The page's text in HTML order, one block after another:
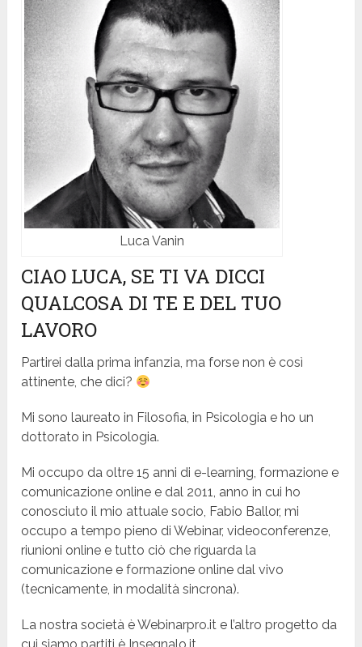
Luca Vanin
CIAO LUCA, SE TI VA DICCI
QUALCOSA DI TE E DEL TUO
LAVORO
Partirei dalla prima infanzia, ma forse non è così
attinente, che dici?
Mi sono laureato in Filosofia, in Psicologia e ho un
dottorato in Psicologia.
Mi occupo da oltre 15 anni di e-learning, formazione e
comunicazione online e dal 2011, anno in cui ho
conosciuto il mio attuale socio, Fabio Ballor, mi
occupo a tempo pieno di Webinar, videoconferenze,
riunioni online e tutto ciò che riguarda la
comunicazione e formazione online dal vivo
(tecnicamente, in modalità sincrona).
La nostra società è Webinarpro.it e l’altro progetto da